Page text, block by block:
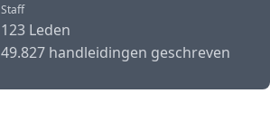
Staff
123 Leden
49.827 handleidingen geschreven